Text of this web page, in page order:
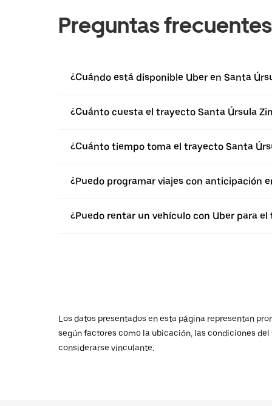
Preguntas frecuentes
¿Cuándo está disponible Uber en Santa
¿Cuánto cuesta el trayecto Santa Úrsula
¿Cuánto tiempo toma el trayecto Santa
¿Puedo programar viajes con anticipación
¿Puedo rentar un vehículo con Uber para
Los datos presentados en esta página representan
según factores como la ubicación, las condiciones
considerarse vinculante.